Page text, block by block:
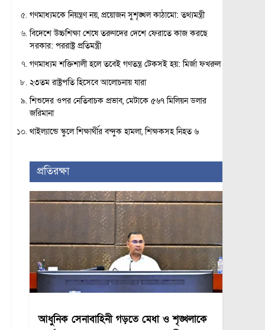
গণমাধ্যমকে নিয়ন্ত্রণ নয়, প্রয়োজন সুশৃঙ্খল কাঠামো: তথ্যমন্ত্রী
বিদেশে উচ্চশিক্ষা শেষে তরুণদের দেশে ফেরাতে কাজ করছে
সরকার: পররাষ্ট্র প্রতিমন্ত্রী
গণমাধ্যম শক্তিশালী হলে তবেই গণতন্ত্র টেকসই হয়: মির্জা ফখরুল
২৩তম রাষ্ট্রপতি হিসেবে আলোচনায় যারা
শিশুদের ওপর নেতিবাচক প্রভাব, মেটাকে ৫৬৭ মিলিয়ন ডলার
জরিমানা
থাইল্যান্ডে স্কুলে শিক্ষার্থীর বন্দুক হামলা, শিক্ষকসহ নিহত ৬
প্রতিরক্ষা
আধুনিক সেনাবাহিনী গড়তে মেধা ও শৃঙ্খলাকে